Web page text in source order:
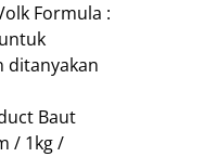
Formula :
ditanyakan
Baut
/ 1kg /